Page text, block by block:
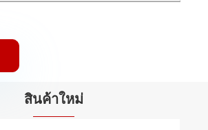
สินค้าใหม่